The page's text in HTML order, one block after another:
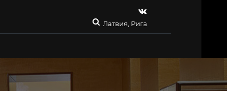
Латвия, Рига